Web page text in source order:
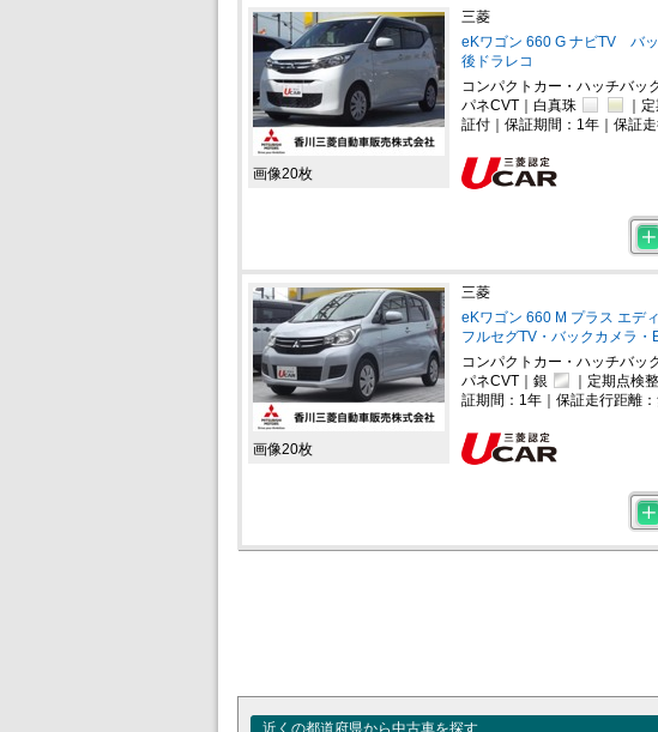
画像20枚
三菱
eKワゴン 660 G ナビTV バ
後ドラレコ
コンパクトカー・ハッチバッ
パネCVT｜白真珠
｜
証付｜保証期間：1年｜保証
画像20枚
三菱
eKワゴン 660 M プラス エデ
フルセグTV・バックカメラ・
コンパクトカー・ハッチバッ
パネCVT｜銀
｜定期点検
証期間：1年｜保証走行距離
近くの都道府県から中古車を探す